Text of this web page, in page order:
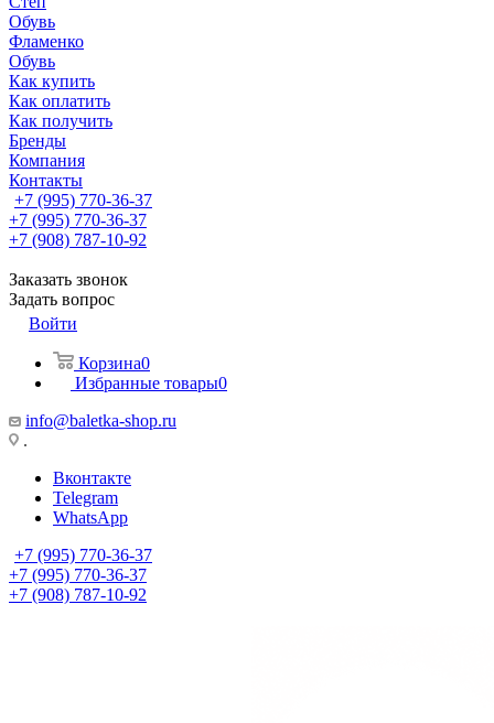
Обувь
Фламенко
Обувь
Как купить
Как оплатить
Как получить
Бренды
Компания
Контакты
+7 (995) 770-36-37
+7 (995) 770-36-37
+7 (908) 787-10-92
Заказать звонок
Задать вопрос
Войти
Корзина0
Избранные товары0
info@baletka-shop.ru
.
Вконтакте
Telegram
WhatsApp
+7 (995) 770-36-37
+7 (995) 770-36-37
+7 (908) 787-10-92